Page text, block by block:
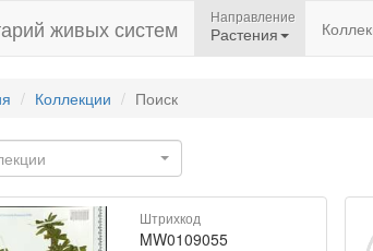
живых систем Направление
Растения
Коллекции Поиск
Штрихкод
MW0109055